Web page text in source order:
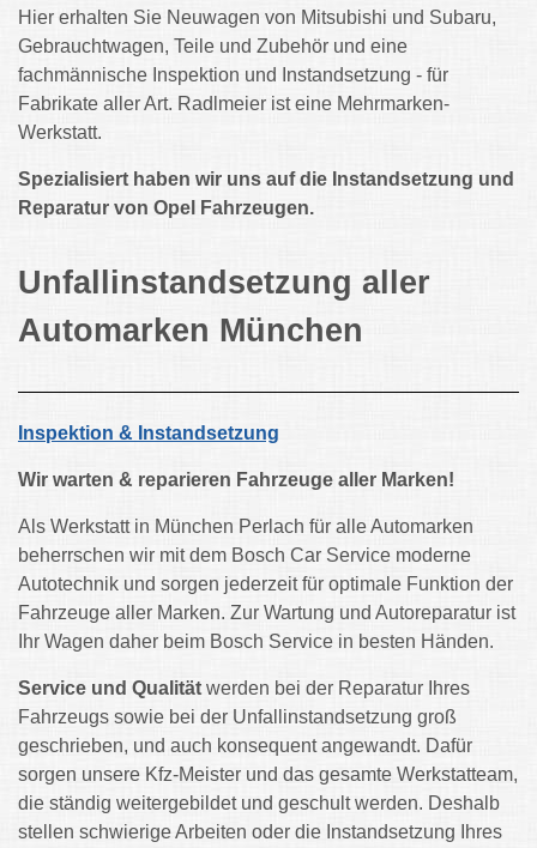
Hier erhalten Sie Neuwagen von Mitsubishi und Subaru,
Gebrauchtwagen, Teile und Zubehör und eine
fachmännische Inspektion und Instandsetzung - für
Fabrikate aller Art. Radlmeier ist eine Mehrmarken-
Werkstatt.
Spezialisiert haben wir uns auf die Instandsetzung und
Reparatur von Opel Fahrzeugen.
Unfallinstandsetzung aller
Automarken München
Inspektion & Instandsetzung
Wir warten & reparieren Fahrzeuge aller Marken!
Als Werkstatt in München Perlach für alle Automarken
beherrschen wir mit dem Bosch Car Service moderne
Autotechnik und sorgen jederzeit für optimale Funktion der
Fahrzeuge aller Marken. Zur Wartung und Autoreparatur ist
Ihr Wagen daher beim Bosch Service in besten Händen.
Service und Qualität werden bei der Reparatur Ihres
Fahrzeugs sowie bei der Unfallinstandsetzung groß
geschrieben, und auch konsequent angewandt. Dafür
sorgen unsere Kfz-Meister und das gesamte Werkstatteam,
die ständig weitergebildet und geschult werden. Deshalb
stellen schwierige Arbeiten oder die Instandsetzung Ihres